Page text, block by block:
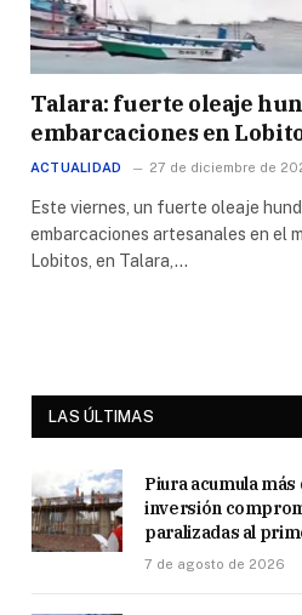
Talara: fuerte oleaje
embarcaciones en
ACTUALIDAD 27 de diciembre de
Este viernes, un fuerte oleaje
embarcaciones artesanales en el
Lobitos, en Talara,…
LAS ÚLTIMAS
Piura acumula
inversión
paralizadas al
7 de agosto de 2026